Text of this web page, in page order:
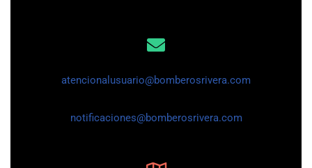
atencionalusuario@bomberosrivera.com
notificaciones@bomberosrivera.com